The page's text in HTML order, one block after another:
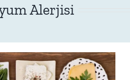
Rehberi
Editörler
Alerjisi